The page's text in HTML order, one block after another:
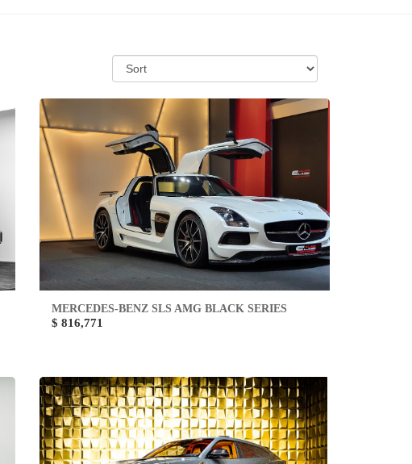
MERCEDES-BENZ SLS AMG BLACK SERIES
$ 816,771